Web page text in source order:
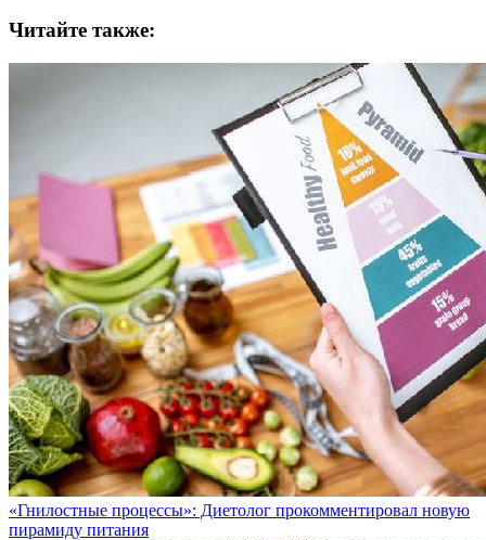
Читайте также:
«Гнилостные процессы»: Диетолог прокомментировал новую
пирамиду питания